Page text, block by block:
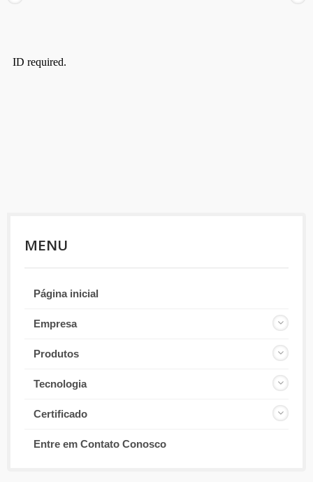
MENU
Página inicial
Empresa
Produtos
Tecnologia
Certificado
Entre em Contato Conosco